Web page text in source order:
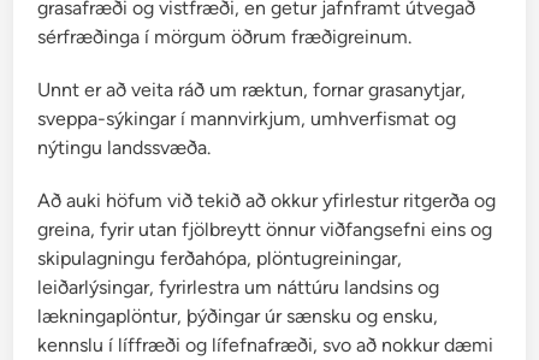
grasafræði og vistfræði, en getur jafnframt útvegað
sérfræðinga í mörgum öðrum fræðigreinum.
Unnt er að veita ráð um ræktun, fornar grasanytjar,
sveppa-sýkingar í mannvirkjum, umhverfismat og
nýtingu landssvæða.
Að auki höfum við tekið að okkur yfirlestur ritgerða og
greina, fyrir utan fjölbreytt önnur viðfangsefni eins og
skipulagningu ferðahópa, plöntugreiningar,
leiðarlýsingar, fyrirlestra um náttúru landsins og
lækningaplöntur, þýðingar úr sænsku og ensku,
kennslu í líffræði og lífefnafræði, svo að nokkur dæmi